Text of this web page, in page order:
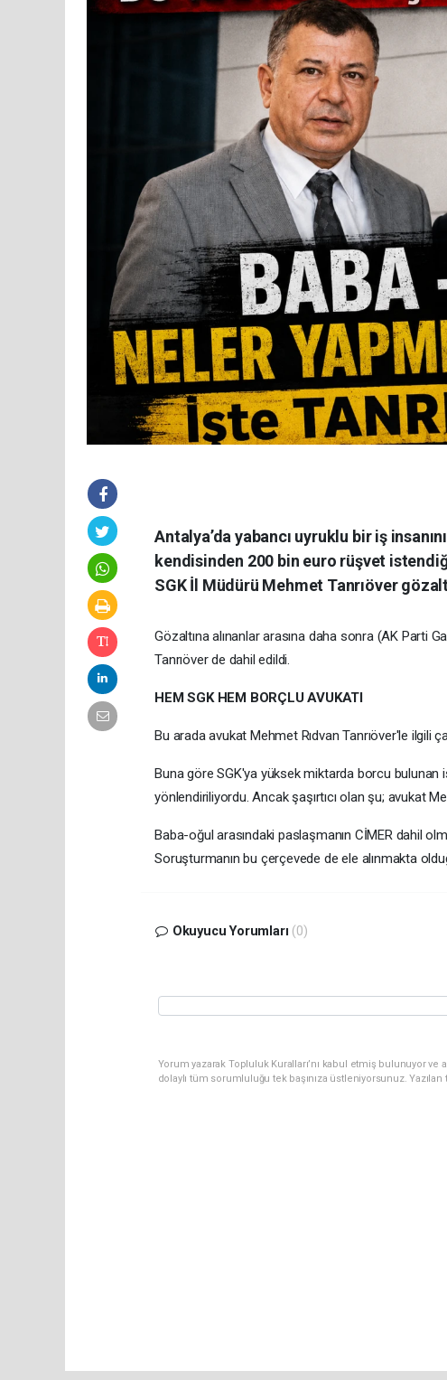
Antalya’da yabancı uyruklu bir iş
kendisinden 200 bin euro rüşvet
SGK İl Müdürü Mehmet Tanrıöver
Gözaltına alınanlar arasına daha sonra (AK Parti
Tanrıöver de dahil edildi.
HEM SGK HEM BORÇLU AVUKATI
Bu arada avukat Mehmet Rıdvan Tanrıöver'le ilgili
Buna göre SGK'ya yüksek miktarda borcu bulunan
yönlendiriliyordu. Ancak şaşırtıcı olan şu; avukat
Baba-oğul arasındaki paslaşmanın CİMER dahil
Soruşturmanın bu çerçevede de ele alınmakta
Okuyucu Yorumları (0)
Yorum yazarak Topluluk Kuralları’nı kabul etmiş bulunuyor
dolaylı tüm sorumluluğu tek başınıza üstleniyorsunuz.